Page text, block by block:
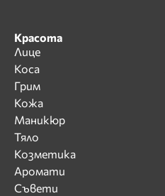
Красота
Лице
Коса
Грим
Кожа
Маникюр
Тяло
Козметика
Аромати
Съвети